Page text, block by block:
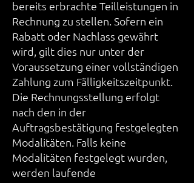
bereits erbrachte Teilleistungen in
Rechnung zu stellen. Sofern ein
Rabatt oder Nachlass gewährt
wird, gilt dies nur unter der
Voraussetzung einer vollständigen
Zahlung zum Fälligkeitszeitpunkt.
Die Rechnungsstellung erfolgt
nach den in der
Auftragsbestätigung festgelegten
Modalitäten. Falls keine
Modalitäten festgelegt wurden,
werden laufende